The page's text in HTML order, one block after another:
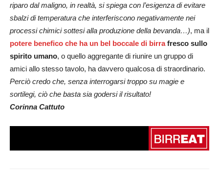
riparo dal maligno, in realtà, si spiega con l’esigenza di evitare
sbalzi di temperatura che interferiscono negativamente nei
processi chimici sottesi alla produzione della bevanda…), ma il
potere benefico che ha un bel boccale di birrafresco sullo
spirito umano, o quello aggregante di riunire un gruppo di
amici allo stesso tavolo, ha davvero qualcosa di straordinario.
Perciò credo che, senza interrogarsi troppo su magie e
sortilegi, ciò che basta sia godersi il risultato!
Corinna Cattuto